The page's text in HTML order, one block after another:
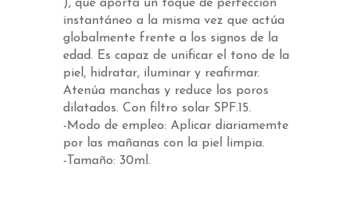
), que aporta un toque de perfección
instantáneo a la misma vez que actúa
globalmente frente a los signos de la
edad. Es capaz de unificar el tono de la
piel, hidratar, iluminar y reafirmar.
Atenúa manchas y reduce los poros
dilatados. Con filtro solar SPF.15.
-Modo de empleo: Aplicar diariamemte
por las mañanas con la piel limpia.
-Tamaño: 30ml.